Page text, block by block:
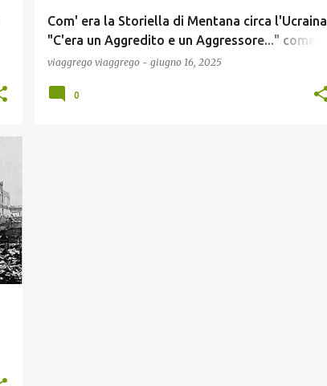
Com' era la Storiella di Mentana circa
"C'era un Aggredito e un Aggressore..." come al
solito Mentana (dopo l'aggressione all'Iran da
viaggrego viaggrego - giugno 16, 2025
0